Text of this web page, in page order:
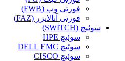
فورتی وب (FWB)
فورتی آنالایزر (FAZ)
سوئیچ (SWITCH)
سوئیچ HPE
سوئیچ DELL EMC
سوئیچ CISCO